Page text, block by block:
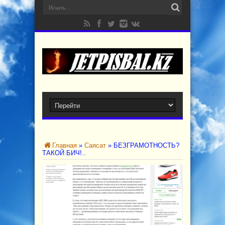
Главная » Cаясат » БЕЗГРАМОТНОСТЬ?
ТАКОЙ БИЧ!..